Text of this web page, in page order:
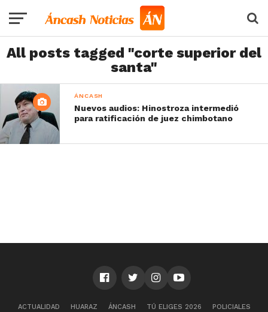
All posts tagged "corte superior del
santa"
ÁNCASH
Nuevos audios: Hinostroza intermedió
para ratificación de juez chimbotano
ACTUALIDAD HUARAZ ÁNCASH TÚ ELIGES 2026
POLICIALES